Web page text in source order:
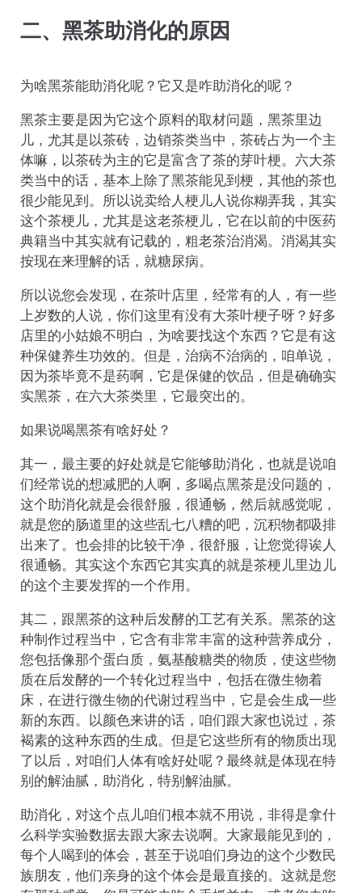
二、黑茶助消化的原因
为啥黑茶能助消化呢？它又是咋助消化的呢？
黑茶主要是因为它这个原料的取材问题，黑茶里边
儿，尤其是以茶砖，边销茶类当中，茶砖占为一个主
体嘛，以茶砖为主的它是富含了茶的芽叶梗。六大茶
类当中的话，基本上除了黑茶能见到梗，其他的茶也
很少能见到。所以说卖给人梗儿人说你糊弄我，其实
这个茶梗儿，尤其是这老茶梗儿，它在以前的中医药
典籍当中其实就有记载的，粗老茶治消渴。消渴其实
按现在来理解的话，就糖尿病。
所以说您会发现，在茶叶店里，经常有的人，有一些
上岁数的人说，你们这里有没有大茶叶梗子呀？好多
店里的小姑娘不明白，为啥要找这个东西？它是有这
种保健养生功效的。但是，治病不治病的，咱单说，
因为茶毕竟不是药啊，它是保健的饮品，但是确确实
实黑茶，在六大茶类里，它最突出的。
如果说喝黑茶有啥好处？
其一，最主要的好处就是它能够助消化，也就是说咱
们经常说的想减肥的人啊，多喝点黑茶是没问题的，
这个助消化就是会很舒服，很通畅，然后就感觉呢，
就是您的肠道里的这些乱七八糟的吧，沉积物都吸排
出来了。也会排的比较干净，很舒服，让您觉得诶人
很通畅。其实这个东西它其实真的就是茶梗儿里边儿
的这个主要发挥的一个作用。
其二，跟黑茶的这种后发酵的工艺有关系。黑茶的这
种制作过程当中，它含有非常丰富的这种营养成分，
您包括像那个蛋白质，氨基酸糖类的物质，使这些物
质在后发酵的一个转化过程当中，包括在微生物着
床，在进行微生物的代谢过程当中，它是会生成一些
新的东西。以颜色来讲的话，咱们跟大家也说过，茶
褐素的这种东西的生成。但是它这些所有的物质出现
了以后，对咱们人体有啥好处呢？最终就是体现在特
别的解油腻，助消化，特别解油腻。
助消化，对这个点儿咱们根本就不用说，非得是拿什
么科学实验数据去跟大家去说啊。大家最能见到的，
每个人喝到的体会，甚至于说咱们身边的这个少数民
族朋友，他们亲身的这个体会是最直接的。这就是您